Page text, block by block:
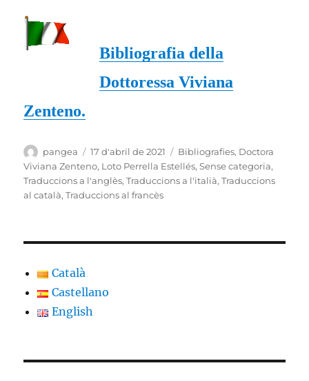
Bibliografia della
Dottoressa Viviana
Zenteno.
Autor
pangea
Publicat
el
17 d'abril de 2021 Categories
Bibliografies, Doctora
Viviana Zenteno, Loto Perrella Estellés,Sense categoria,
Traduccions a l'anglès,Traduccions a l'italià,Traduccions
al català,Traduccions al francès
Català
Castellano
English